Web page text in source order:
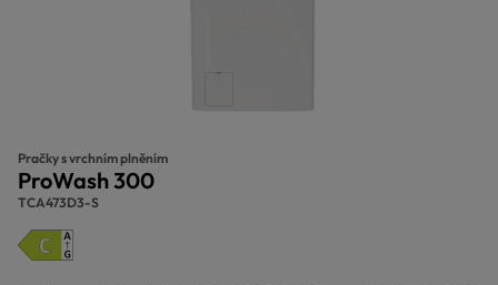
Pračky s vrchním plněním
ProWash 300
TCA473D3-S